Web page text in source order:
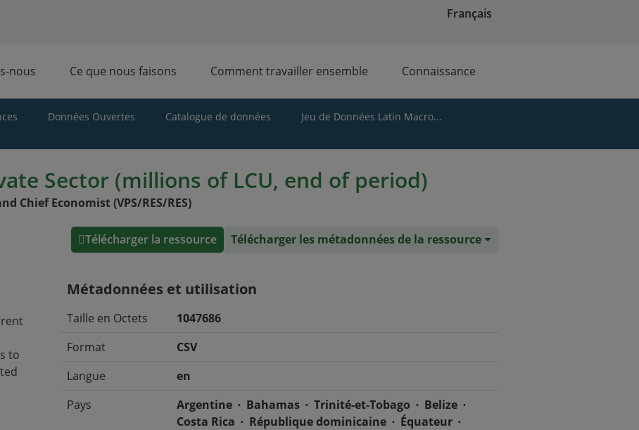
Français
nous Ce que nous faisons Comment travailler ensemble Connaissance
Données Ouvertes Catalogue de données
Jeu de Données Latin Macro...
Sector (millions of LCU, end of period)
Chief Economist (VPS/RES/RES)
Télécharger la ressource Télécharger les métadonnées de la ressource
to
Métadonnées et utilisation
Taille en Octets
1047686
Format
CSV
Langue
en
Pays
Argentine Bahamas Trinité-et-Tobago
Belize
Costa Rica
République dominicaine
Équateur